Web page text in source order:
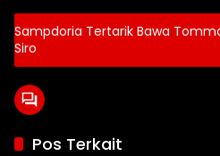
Sampdoria Tertarik Bawa
Siro
Pos Terkait